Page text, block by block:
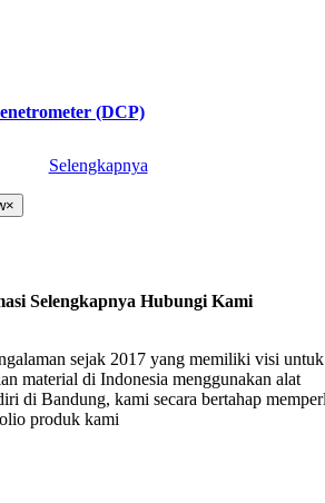
(DCP)
Selengkapnya
×
Selengkapnya Hubungi Kami
sejak 2017 yang memiliki visi untuk
material di Indonesia menggunakan alat
di Bandung, kami secara bertahap
produk kami